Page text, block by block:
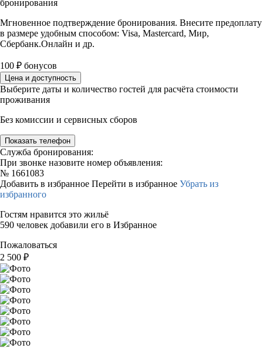
бронирования
Мгновенное подтверждение бронирования. Внесите предоплату
в размере удобным способом: Visa, Mastercard, Мир,
Сбербанк.Онлайн и др.
100 ₽ бонусов
Цена и доступность
Выберите даты и количество гостей для расчёта стоимости
проживания
Без комиссии и сервисных сборов
Показать телефон
Служба бронирования:
При звонке назовите номер объявления:
№ 1661083
Добавить в избранное Перейти в избранное Убрать из
избранного
Гостям нравится это жильё
590 человек добавили его в Избранное
Пожаловаться
2 500 ₽